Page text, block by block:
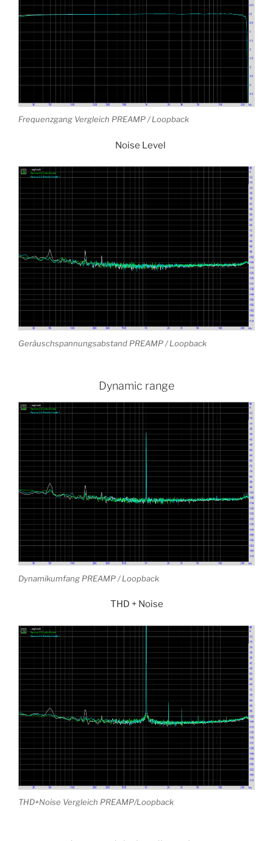
Frequenzgang Vergleich PREAMP / Loopback
Noise Level
Geräuschspannungsabstand PREAMP / Loopback
Dynamic range
Dynamikumfang PREAMP / Loopback
THD + Noise
THD+Noise Vergleich PREAMP/Loopback